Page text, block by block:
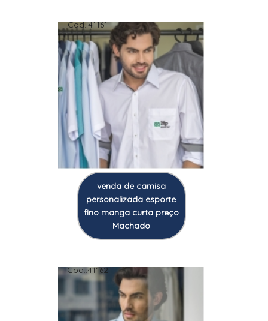
Cod.:41161
venda de camisa
personalizada esporte
fino manga curta preço
Machado
Cod.:41162